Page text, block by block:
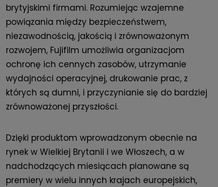
brytyjskimi firmami. Rozumiejąc wzajemne
powiązania między bezpieczeństwem,
niezawodnością, jakością i zrównoważonym
rozwojem, Fujifilm umożliwia organizacjom
ochronę ich cennych zasobów, utrzymanie
wydajności operacyjnej, drukowanie prac, z
których są dumni, i przyczynianie się do bardziej
zrównoważonej przyszłości.
Dzięki produktom wprowadzonym obecnie na
rynek w Wielkiej Brytanii i we Włoszech, a w
nadchodzących miesiącach planowane są
premiery w wielu innych krajach europejskich,